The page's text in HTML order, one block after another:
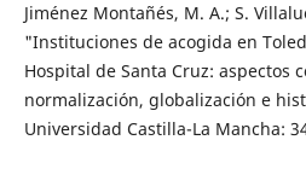
Jiménez Montañés, M. A.; S.
"Instituciones de acogida en
Hospital de Santa Cruz: aspectos
normalización, globalización e
Universidad Castilla-La Mancha: